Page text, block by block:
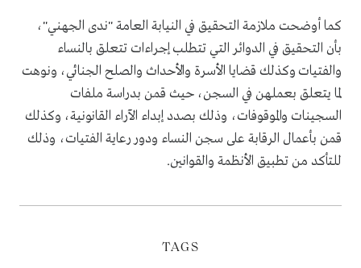
كما أوضحت ملازمة التحقيق في النيابة العامة "ندى الجهني"،
بأن التحقيق في الدوائر التي تتطلب إجراءات تتعلق بالنساء
والفتيات وكذلك قضايا الأسرة والأحداث والصلح الجنائي، ونوهت
لما يتعلق بعملهن في السجن، حيث قمن بدراسة ملفات
السجينات والموقوفات، وذلك بصدد إبداء الآراء القانونية، وكذلك
قمن بأعمال الرقابة على سجن النساء ودور رعاية الفتيات، وذلك
للتأكد من تطبيق الأنظمة والقوانين.
TAGS